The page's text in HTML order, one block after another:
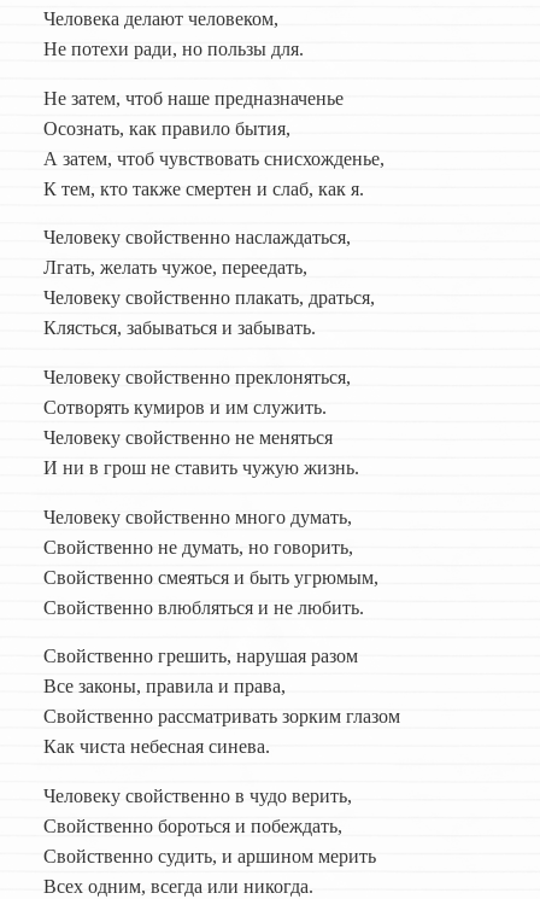
Человека делают человеком,
Не потехи ради, но пользы для.
Не затем, чтоб наше предназначенье
Осознать, как правило бытия,
А затем, чтоб чувствовать снисхожденье,
К тем, кто также смертен и слаб, как я.
Человеку свойственно наслаждаться,
Лгать, желать чужое, переедать,
Человеку свойственно плакать, драться,
Клясться, забываться и забывать.
Человеку свойственно преклоняться,
Сотворять кумиров и им служить.
Человеку свойственно не меняться
И ни в грош не ставить чужую жизнь.
Человеку свойственно много думать,
Свойственно не думать, но говорить,
Свойственно смеяться и быть угрюмым,
Свойственно влюбляться и не любить.
Свойственно грешить, нарушая разом
Все законы, правила и права,
Свойственно рассматривать зорким глазом
Как чиста небесная синева.
Человеку свойственно в чудо верить,
Свойственно бороться и побеждать,
Свойственно судить, и аршином мерить
Всех одним, всегда или никогда.